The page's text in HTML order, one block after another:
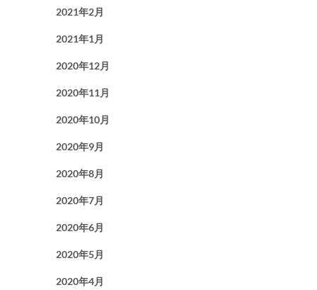
2021年2月
2021年1月
2020年12月
2020年11月
2020年10月
2020年9月
2020年8月
2020年7月
2020年6月
2020年5月
2020年4月